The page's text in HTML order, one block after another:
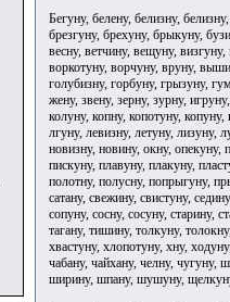
Бегуну, белену, белизну,
брезгуну, брехуну, брыкуну,
весну, ветчину, вещуну,
воркотуну, ворчуну, вруну,
голубизну, горбуну, грызуну,
жену, звену, зерну, зурну,
колуну, копну, копотуну,
лгуну, левизну, летуну,
новизну, новину, окну, опекуну,
пискуну, плавуну, плакуну,
полотну, полусну, попрыгуну,
сатану, свежину, свистуну,
сопуну, сосну, сосуну, старину,
тагану, тишину, толкуну,
хвастуну, хлопотуну, хну,
чабану, чайхану, челну,
ширину, шпану, шушуну,